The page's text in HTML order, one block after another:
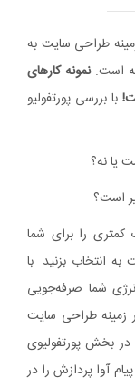
طراحی سایت به
است.نمونه کارهای
با بررسی پورتفولیو
یا نه؟
است؟
را برای شما
انتخاب بزنید. با
شما صرفه‌جویی
زمینه طراحی سایت
در بخش پورتفولیوی
آوا پردازش را در